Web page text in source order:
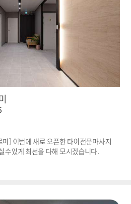
] 이번에 새로 오픈한 타이전문마사지
수있게 최선을 다해 모시겠습니다.